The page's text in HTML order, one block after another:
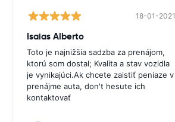
18-01-2021
Isaias Alberto
Toto je najnižšia sadzba za prenájom,
ktorú som dostal; Kvalita a stav vozidla
je vynikajúci.Ak chcete zaistiť peniaze v
prenájme auta, don't hesute ich
kontaktovať